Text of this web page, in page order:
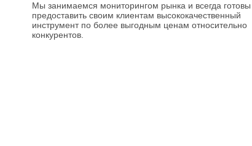
Мы занимаемся мониторингом рынка и всегда готовы
предоставить своим клиентам высококачественный
инструмент по более выгодным ценам относительно
конкурентов.